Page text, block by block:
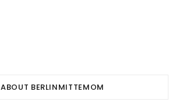
ABOUT BERLINMITTEMOM